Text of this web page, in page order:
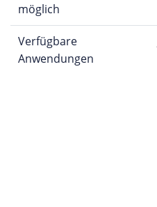
möglich
Verfügbare
Anwendungen